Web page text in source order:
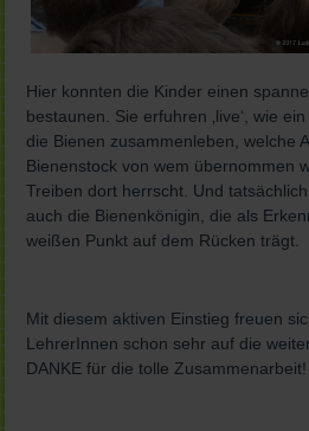
Hier konnten die Kinder einen
bestaunen. Sie erfuhren ‚live‘, wie
die Bienen zusammenleben, welche
Bienenstock von wem übernommen
Treiben dort herrscht. Und
auch die Bienenkönigin, die als
weißen Punkt auf dem Rücken trägt.
Mit diesem aktiven Einstieg freuen
LehrerInnen schon sehr auf die
DANKE für die tolle Zusammenarbeit!